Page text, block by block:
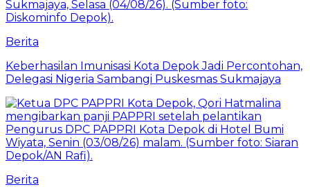
Berita
Keberhasilan Imunisasi Kota Depok Jadi Percontohan,
Delegasi Nigeria Sambangi Puskesmas Sukmajaya
Berita